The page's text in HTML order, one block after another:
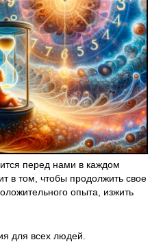
перед нами в каждом
в том, чтобы продолжить свое
опыта, изжить
для всех людей.